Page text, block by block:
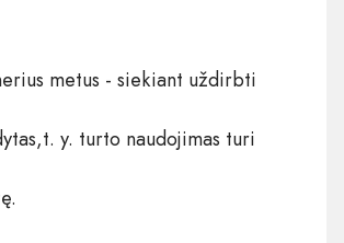
metus - siekiant uždirbti
y. turto naudojimas turi